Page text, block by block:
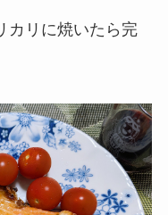
カリに焼いたら完